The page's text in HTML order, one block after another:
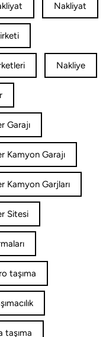
Nakliyat
Nakliye
Garajı
Kamyon Garajı
Kamyon Garjları
Sitesi
taşıma
taşıma